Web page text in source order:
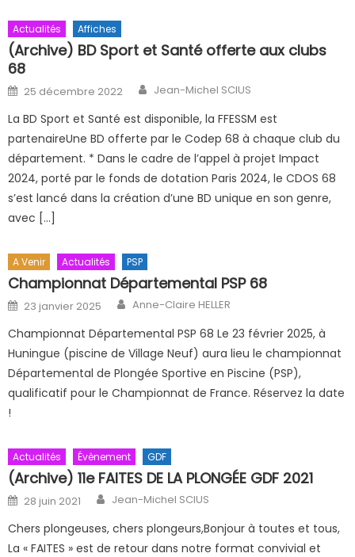
Actualités Affiches
(Archive) BD Sport et Santé offerte aux clubs
68
Posted on
25 décembre 2022 Author
Jean-Michel SCIUS
La BD Sport et Santé est disponible, la FFESSM est
partenaireUne BD offerte par le Codep 68 à chaque club du
département. * Dans le cadre de l’appel à projet Impact
2024, porté par le fonds de dotation Paris 2024, le CDOS 68
s’est lancé dans la création d’une BD unique en son genre,
avec […]
A Venir Actualités PSP
Championnat Départemental PSP 68
Posted on
23 janvier 2025 Author
Anne-Claire HELLER
Championnat Départemental PSP 68 Le 23 février 2025, à
Huningue (piscine de Village Neuf) aura lieu le championnat
Départemental de Plongée Sportive en Piscine (PSP),
qualificatif pour le Championnat de France. Réservez la date
!
Actualités Évènement GDF
(Archive) 11e FAITES DE LA PLONGÉE GDF 2021
Posted on
28 juin 2021 Author
Jean-Michel SCIUS
Chers plongeuses, chers plongeurs,Bonjour à toutes et tous,
La « FAITES » est de retour dans notre format convivial et